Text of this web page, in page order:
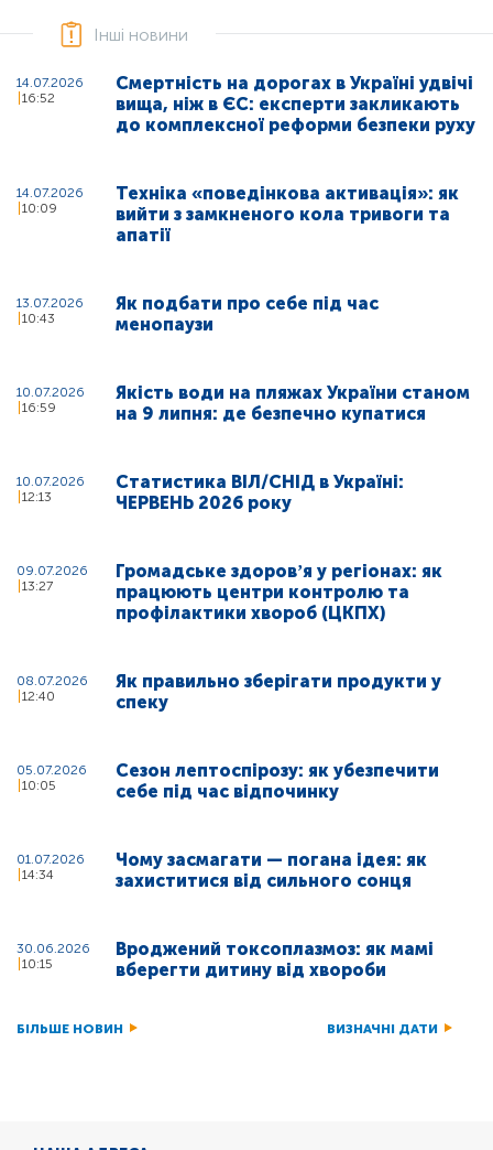
Інші новини
14.07.2026
16:52
Смертність на дорогах в Україні удвічі
вища, ніж в ЄС: експерти закликають
до комплексної реформи безпеки руху
14.07.2026
10:09
Техніка «поведінкова активація»: як
вийти з замкненого кола тривоги та
апатії
13.07.2026
10:43
Як подбати про себе під час
менопаузи
10.07.2026
16:59
Якість води на пляжах України станом
на 9 липня: де безпечно купатися
10.07.2026
12:13
Статистика ВІЛ/СНІД в Україні:
ЧЕРВЕНЬ 2026 року
09.07.2026
13:27
Громадське здоровʼя у регіонах: як
працюють центри контролю та
профілактики хвороб (ЦКПХ)
08.07.2026
12:40
Як правильно зберігати продукти у
спеку
05.07.2026
10:05
Сезон лептоспірозу: як убезпечити
себе під час відпочинку
01.07.2026
14:34
Чому засмагати — погана ідея: як
захиститися від сильного сонця
30.06.2026
10:15
Вроджений токсоплазмоз: як мамі
вберегти дитину від хвороби
БІЛЬШЕ НОВИН ВИЗНАЧНІ ДАТИ